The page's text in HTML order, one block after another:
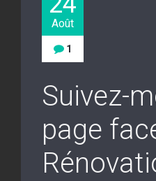
Août
1
Suivez-
page